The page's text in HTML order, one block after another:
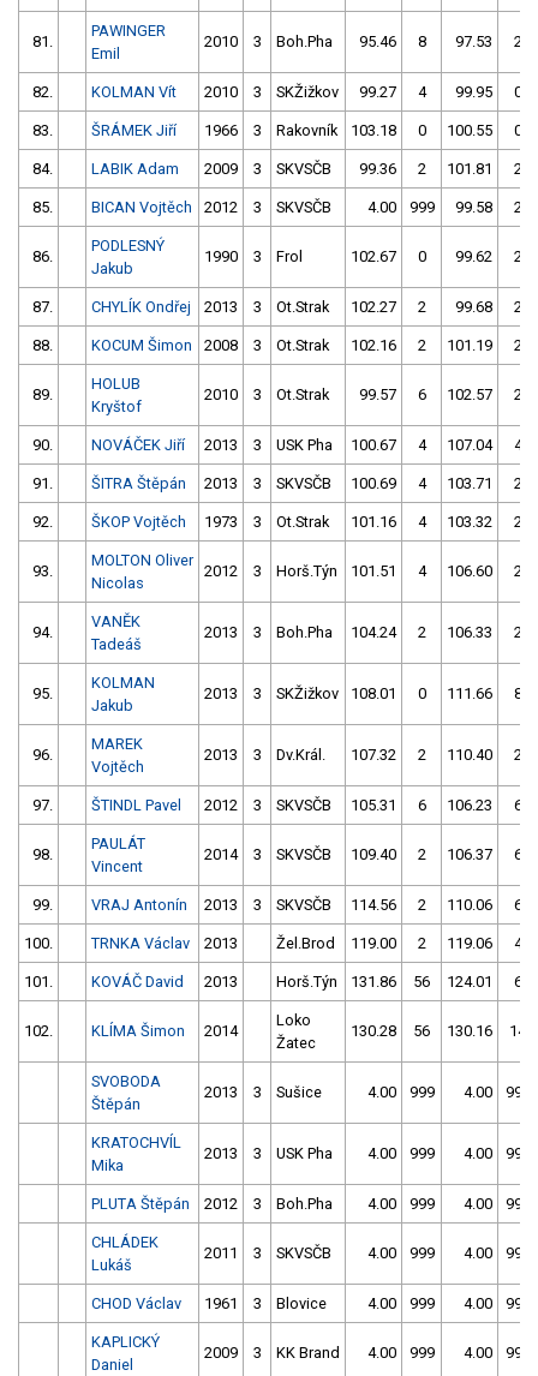
81.
PAWINGER
Emil
2010 3 Boh.Pha 95.46 8 97.53 2
82. KOLMAN Vít 2010 3 SKŽižkov 99.27 4 99.95 0
83. ŠRÁMEK Jiří 1966 3 Rakovník 103.18 0 100.55 0
84. LABIK Adam 2009 3 SKVSČB 99.36 2 101.81 2
85. BICAN Vojtěch 2012 3 SKVSČB 4.00 999 99.58 2
86.
PODLESNÝ
Jakub
1990 3 Frol 102.67 0 99.62 2
87. CHYLÍK Ondřej 2013 3 Ot.Strak 102.27 2 99.68 2
88. KOCUM Šimon 2008 3 Ot.Strak 102.16 2 101.19 2
89.
HOLUB
Kryštof
2010 3 Ot.Strak 99.57 6 102.57 2
90. NOVÁČEK Jiří 2013 3 USK Pha 100.67 4 107.04 4
91. ŠITRA Štěpán 2013 3 SKVSČB 100.69 4 103.71 2
92. ŠKOP Vojtěch 1973 3 Ot.Strak 101.16 4 103.32 2
93.
MOLTON Oliver
Nicolas
2012 3 Horš.Týn 101.51 4 106.60 2
94.
VANĚK
Tadeáš
2013 3 Boh.Pha 104.24 2 106.33 2
95.
KOLMAN
Jakub
2013 3 SKŽižkov 108.01 0 111.66 8
96.
MAREK
Vojtěch
2013 3 Dv.Král. 107.32 2 110.40 2
97. ŠTINDL Pavel 2012 3 SKVSČB 105.31 6 106.23 6
98.
PAULÁT
Vincent
2014 3 SKVSČB 109.40 2 106.37 6
99. VRAJ Antonín 2013 3 SKVSČB 114.56 2 110.06 6
100. TRNKA Václav 2013 Žel.Brod 119.00 2 119.06 4
101. KOVÁČ David 2013 Horš.Týn 131.86 56 124.01 6
102. KLÍMA Šimon 2014
Loko
Žatec
130.28 56 130.16 14
SVOBODA
Štěpán
2013 3 Sušice 4.00 999 4.00 999
KRATOCHVÍL
Mika
2013 3 USK Pha 4.00 999 4.00 999
PLUTA Štěpán 2012 3 Boh.Pha 4.00 999 4.00 999
CHLÁDEK
Lukáš
2011 3 SKVSČB 4.00 999 4.00 999
CHOD Václav 1961 3 Blovice 4.00 999 4.00 999
KAPLICKÝ
Daniel
2009 3 KK Brand 4.00 999 4.00 999